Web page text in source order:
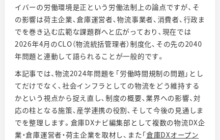
イバーの労働環境是正という労働法制上の論点ですが、そ
の影響は荷主企業、倉庫運営者、物流事業者、消費者、行政ま
でを巻き込む広範な課題群へと広がっており、現在では
2026年4月のCLO（物流統括管理者）制度化、その先の2040
年問題と連動して語られることが一般的です。
本記事では、物流2024年問題を「労働時間規制の問題」とし
てだけでなく、社会インフラとしての物流をどう維持する
かという視点から捉え直し、制度の概要、業界への影響、対
応の柱となる施策、産学連携の役割、そして今後の見通しま
でを整理します。倉庫DXナビ編集部として複数の物流DX企
業・倉庫運営者・荷主企業を取材し、また「倉庫DXオープン